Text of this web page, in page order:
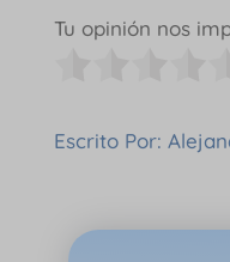
Tu opinión nos
Escrito Por: